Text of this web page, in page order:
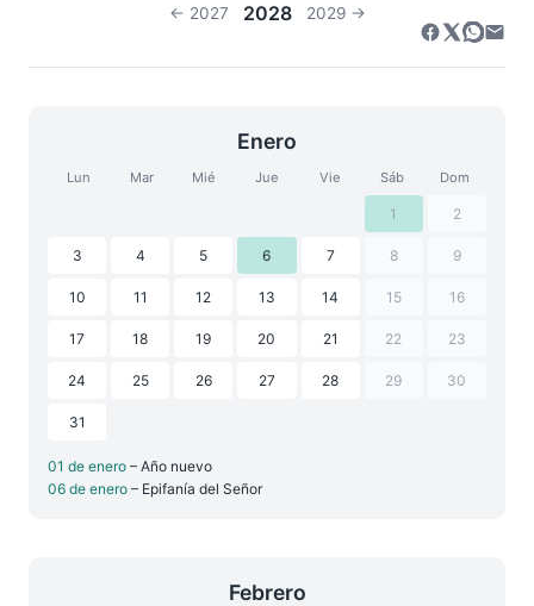
← 2027 2028 2029 →
Enero
Lun Mar Mié Jue Vie Sáb Dom
1 2
3 4 5 6 7 8 9
10 11 12 13 14 15 16
17 18 19 20 21 22 23
24 25 26 27 28 29 30
31
01 de enero – Año nuevo
06 de enero – Epifanía del Señor
Febrero